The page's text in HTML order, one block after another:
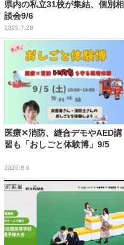
県内の私立31校が集結、個別相
談会9/6
2026.7.28
医療✕消防、縫合デモやAED講
習も「おしごと体験博」9/5
2026.8.6